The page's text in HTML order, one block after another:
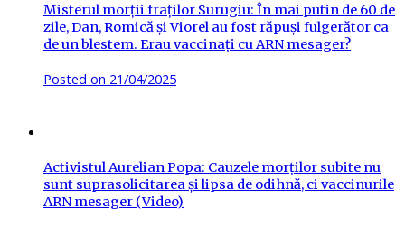
Misterul morții fraților Surugiu: În mai putin de 60 de
zile, Dan, Romică și Viorel au fost răpuși fulgerător ca
de un blestem. Erau vaccinați cu ARN mesager?
Posted on 21/04/2025
Activistul Aurelian Popa: Cauzele morților subite nu
sunt suprasolicitarea și lipsa de odihnă, ci vaccinurile
ARN mesager (Video)